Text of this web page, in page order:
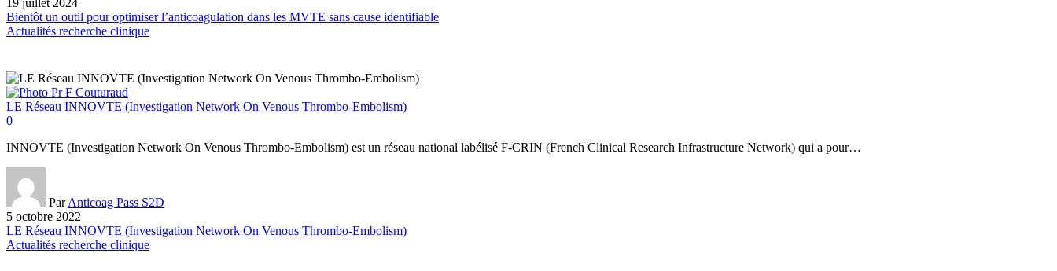
19 juillet 2024
Bientôt un outil pour optimiser l’anticoagulation dans les MVTE sans cause identifiable
Actualités recherche clinique
LE Réseau INNOVTE (Investigation Network On Venous Thrombo-Embolism)
0
INNOVTE (Investigation Network On Venous Thrombo-Embolism) est un réseau national labélisé F-CRIN (French Clinical Research Infrastructure Network) qui a pour…
ParAnticoag Pass S2D
5 octobre 2022
LE Réseau INNOVTE (Investigation Network On Venous Thrombo-Embolism)
Actualités recherche clinique